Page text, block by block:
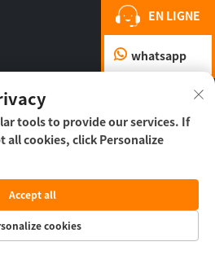
EN LIGNE
whatsapp
Beijing Beehall Biological
Co., Ltd. -
tools to provide our services. If
cookies, click Personalize
cookies
Accept all